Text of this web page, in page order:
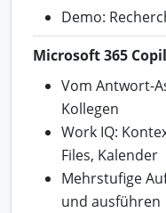
Demo:
Microsoft 365
Vom Antwort-
Kollegen
Work IQ:
Files, Kalender
Mehrstufige
und ausführen